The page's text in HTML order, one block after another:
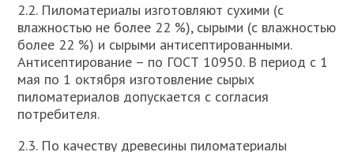
2.2. Пиломатериалы изготовляют сухими (с
влажностью не более 22 %), сырыми (с влажностью
более 22 %) и сырыми антисептированными.
Антисептирование – по ГОСТ 10950. В период с 1
мая по 1 октября изготовление сырых
пиломатериалов допускается с согласия
потребителя.
2.3. По качеству древесины пиломатериалы